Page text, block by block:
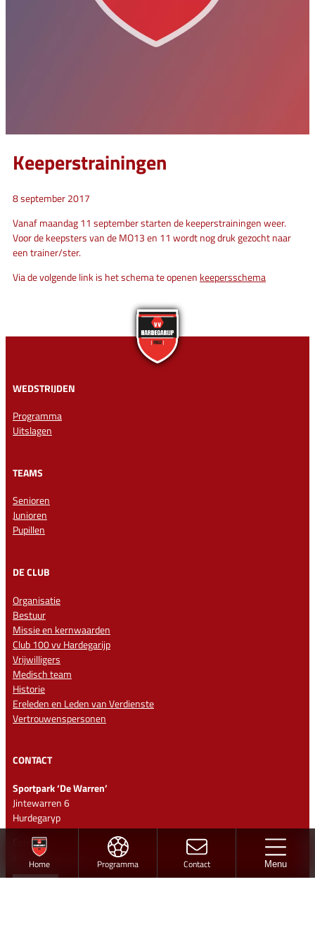
Home Programma Contact Menu
Keeperstrainingen
8 september 2017
Vanaf maandag 11 september starten de keeperstrainingen weer.
Voor de keepsters van de MO13 en 11 wordt nog druk gezocht naar
een trainer/ster.
Via de volgende link is het schema te openen keepersschema
WEDSTRIJDEN
Programma
Uitslagen
TEAMS
Senioren
Junioren
Pupillen
DE CLUB
Organisatie
Bestuur
Missie en kernwaarden
Club 100 vv Hardegarijp
Vrijwilligers
Medisch team
Historie
Ereleden en Leden van Verdienste
Vertrouwenspersonen
CONTACT
Sportpark ‘De Warren’
Jintewarren 6
Hurdegaryp
Contact
info@vvhardegarijp.nl
Lid worden